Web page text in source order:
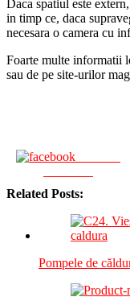
Daca spatiul este
in timp ce, daca
necesara o camera cu
Foarte multe informatii
sau de pe site-urilor
Related Posts:
Pompele de